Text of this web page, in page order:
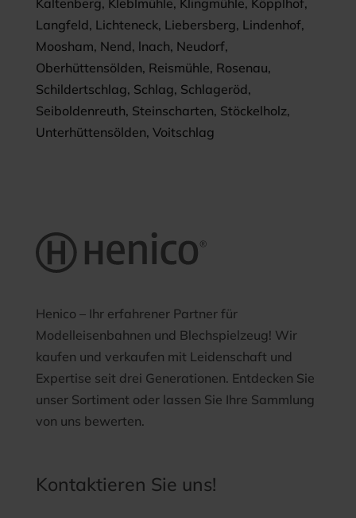
Langfeld, Lichteneck, Liebersberg, Lindenhof,
Moosham, Nend, lnach, Neudorf,
Oberhüttensölden, Reismühle, Rosenau,
Schildertschlag, Schlag, Schlageröd,
Seiboldenreuth, Steinscharten, Stöckelholz,
Unterhüttensölden, Voitschlag
Henico – Ihr erfahrener Partner für
Modelleisenbahnen und Blechspielzeug! Wir
kaufen und verkaufen mit Leidenschaft und
Expertise seit drei Generationen. Entdecken Sie
unser Sortiment oder lassen Sie Ihre Sammlung
von uns bewerten.
Kontaktieren Sie uns!